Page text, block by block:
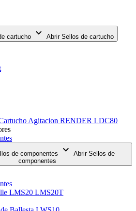
cartucho Abrir Sellos de cartucho
de componentes
Abrir Sellos de
componentes